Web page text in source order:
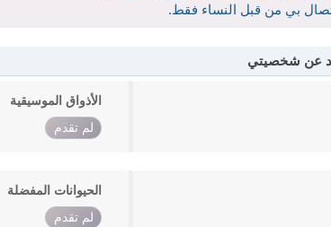
بي من قبل النساء فقط.
عن شخصيتي
الأذواق الموسيقية
لم تقدم
الحيوانات المفضلة
لم تقدم